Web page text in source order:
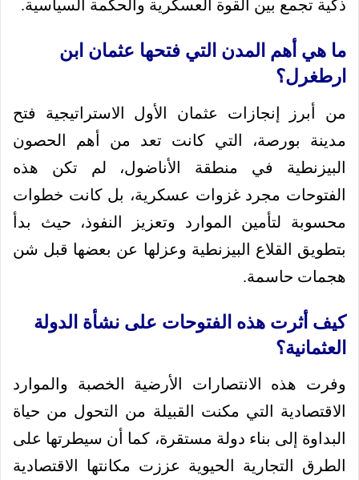
ذكية تجمع بين القوة العسكرية والحكمة السياسية.
ما هي أهم المدن التي فتحها عثمان ابن
ارطغرل؟
من أبرز إنجازات عثمان الأول الاستراتيجية فتح
مدينة بورصة، التي كانت تعد من أهم الحصون
البيزنطية في منطقة الأناضول، لم تكن هذه
الفتوحات مجرد غزوات عسكرية، بل كانت خطوات
محسوبة لتأمين الموارد وتعزيز النفوذ، حيث بدأ
بتطويق القلاع البيزنطية وعزلها عن بعضها قبل شن
هجمات حاسمة.
كيف أثرت هذه الفتوحات على نشأة الدولة
العثمانية؟
وفرت هذه الانتصارات الأرضية الخصبة والموارد
الاقتصادية التي مكنت القبيلة من التحول من حياة
البداوة إلى بناء دولة مستقرة، كما أن سيطرتها على
الطرق التجارية الحيوية عززت مكانتها الاقتصادية